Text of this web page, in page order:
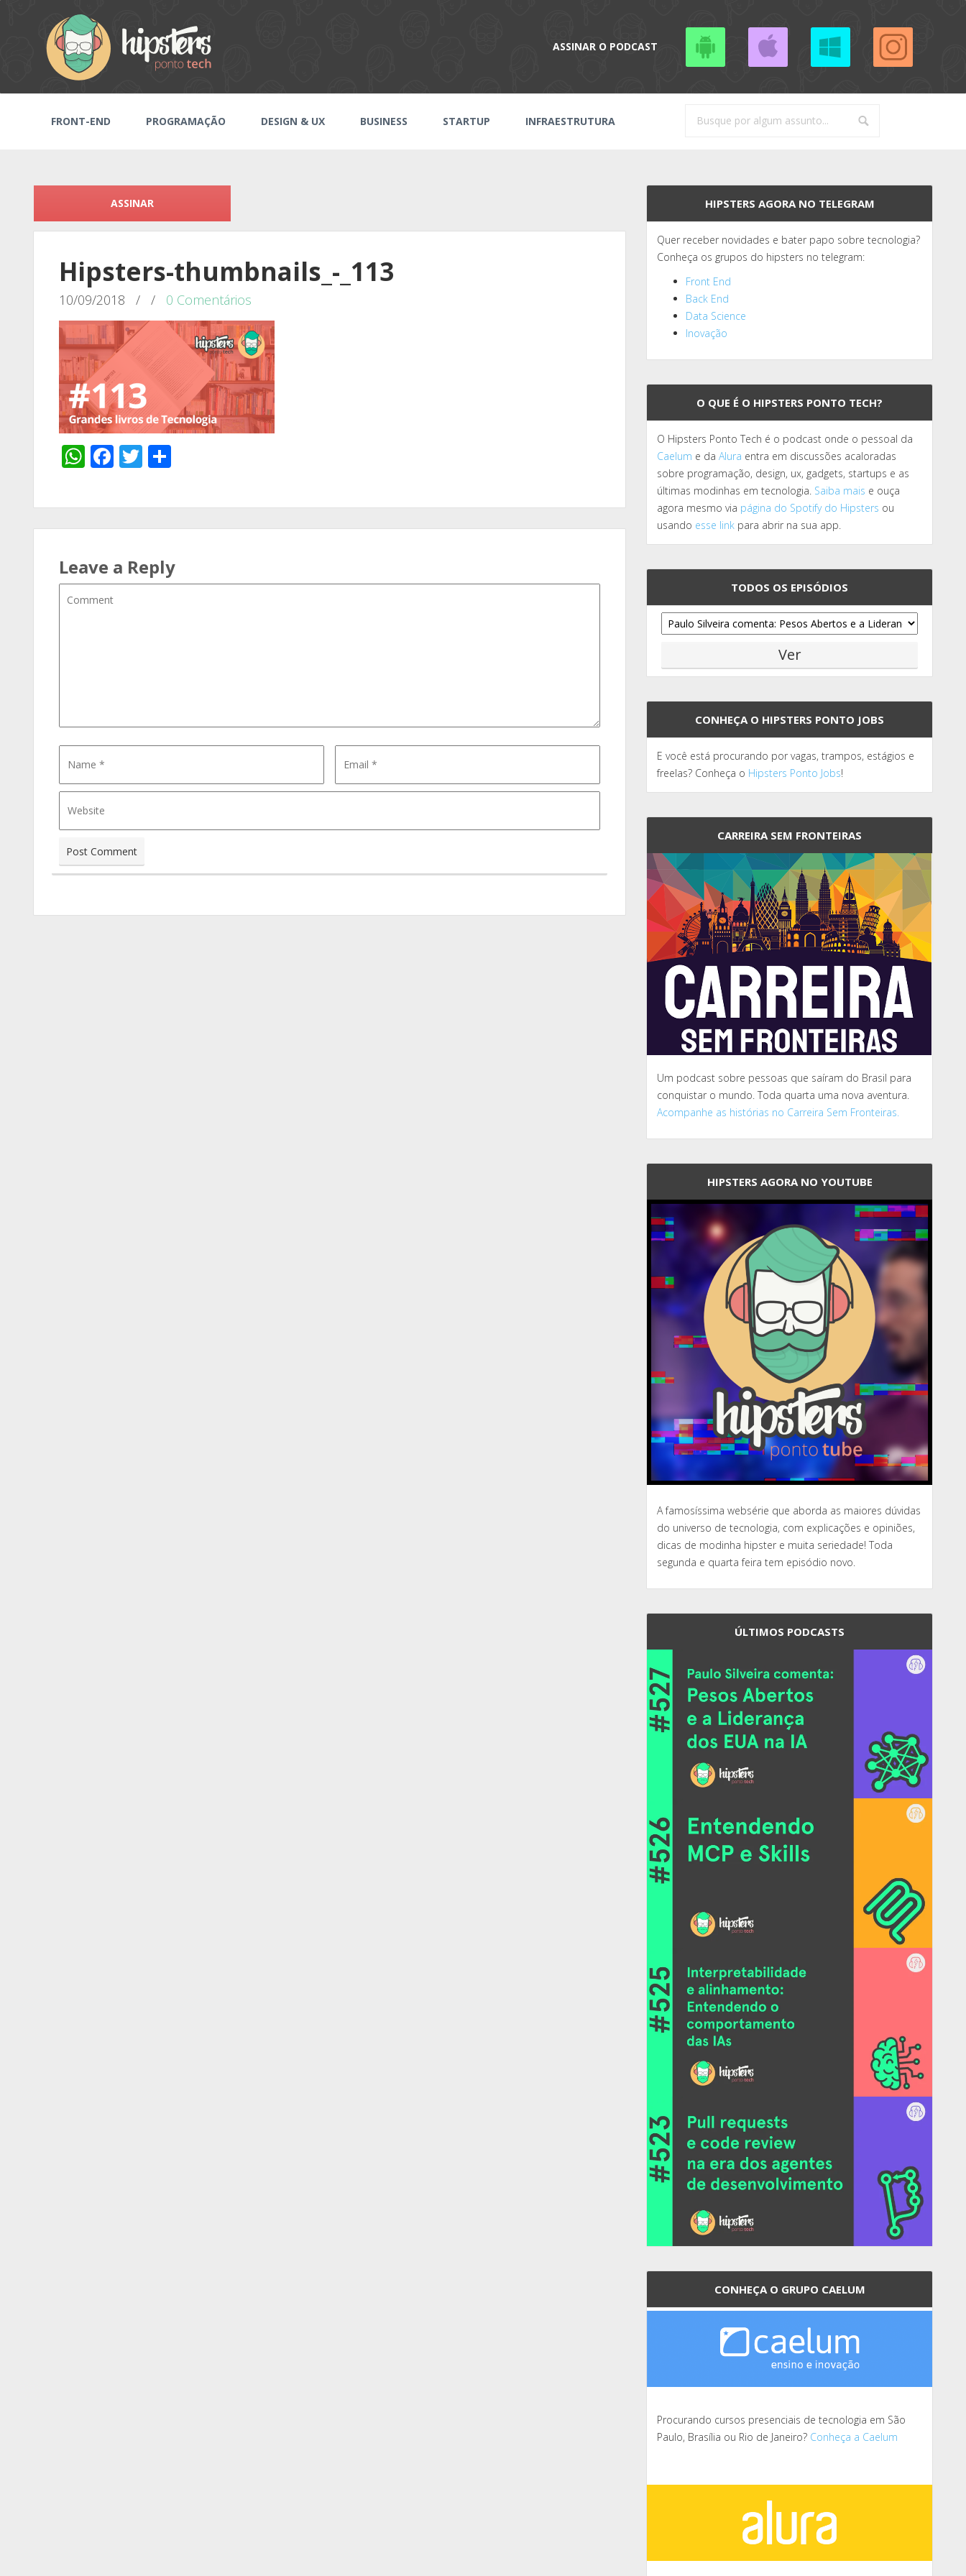
ASSINAR O PODCAST
FRONT-END PROGRAMAÇÃO DESIGN & UX BUSINESS STARTUP INFRAESTRUTURA
ASSINAR
Hipsters-thumbnails_-_113
10/09/2018 / / 0 Comentários
WhatsApp
Facebook
Twitter
Leave a Reply
HIPSTERS AGORA NO TELEGRAM
Quer receber novidades e bater papo sobre tecnologia?
Conheça os grupos do hipsters no telegram:
Front End
Back End
Data Science
Inovação
O QUE É O HIPSTERS PONTO TECH?
O Hipsters Ponto Tech é o podcast onde o pessoal da
Caelum e daAlura entra em discussões acaloradas
sobre programação, design, ux, gadgets, startups e as
últimas modinhas em tecnologia. Saiba mais e ouça
agora mesmo via página do Spotify do Hipsters ou
usando esse link para abrir na sua app.
TODOS OS EPISÓDIOS
CONHEÇA O HIPSTERS PONTO JOBS
E você está procurando por vagas, trampos, estágios e
freelas? Conheça o Hipsters Ponto Jobs!
CARREIRA SEM FRONTEIRAS
Um podcast sobre pessoas que saíram do Brasil para
conquistar o mundo. Toda quarta uma nova aventura.
Acompanhe as histórias no Carreira Sem Fronteiras.
HIPSTERS AGORA NO YOUTUBE
A famosíssima websérie que aborda as maiores dúvidas
do universo de tecnologia, com explicações e opiniões,
dicas de modinha hipster e muita seriedade! Toda
segunda e quarta feira tem episódio novo.
ÚLTIMOS PODCASTS
CONHEÇA O GRUPO CAELUM
Procurando cursos presenciais de tecnologia em São
Paulo, Brasília ou Rio de Janeiro? Conheça a Caelum